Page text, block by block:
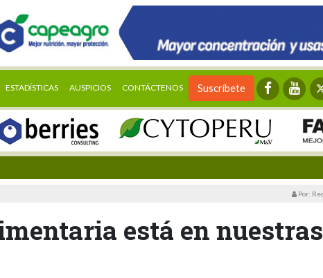
ESTADÍSTICAS AUSPICIOS CONTÁCTENOS Suscríbete
Por:
está en nuestras